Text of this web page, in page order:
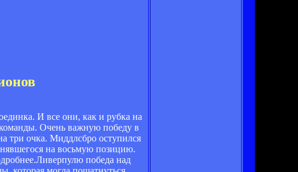
И все они, как и рубка на
Очень важную победу в
три очка. Миддлсбро оступился
на восьмую позицию.
победа над